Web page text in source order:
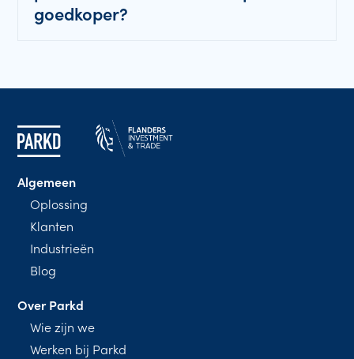
goedkoper?
Algemeen
Oplossing
Klanten
Industrieën
Blog
Over Parkd
Wie zijn we
Werken bij Parkd